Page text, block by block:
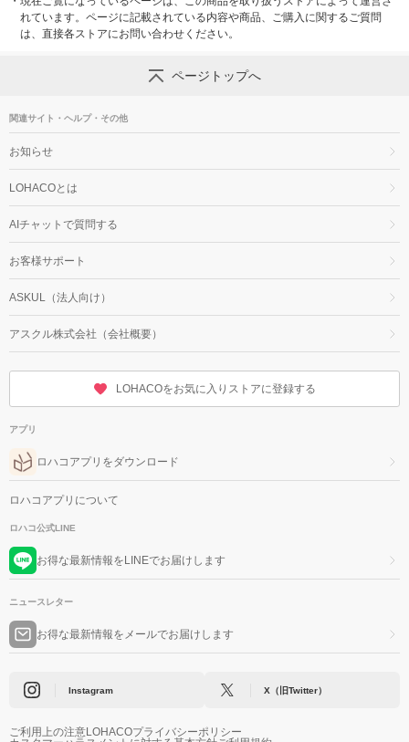
れています。ページに記載されている内容や商品、ご購入に関するご質問
は、直接各ストアにお問い合わせください。
ページトップへ
関連サイト・ヘルプ・その他
お知らせ
LOHACOとは
AIチャットで質問する
お客様サポート
ASKUL（法人向け）
アスクル株式会社（会社概要）
LOHACOをお気に入りストアに登録する
アプリ
ロハコアプリをダウンロード
ロハコアプリについて
ロハコ公式LINE
お得な最新情報をLINEでお届けします
ニュースレター
お得な最新情報をメールでお届けします
Instagram X（旧Twitter）
ご利用上の注意LOHACOプライバシーポリシー